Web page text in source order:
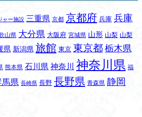
ャー施設 三重県 京都 京都府 兵庫 兵庫
山県 大分県 大阪府 宮城県 山形 山梨 山梨
県 新潟県 旅館 東京 東京都 栃木県
熊本県 石川県 神奈川 神奈川県 福
馬県 長崎県 長野 長野県 青森県 静岡